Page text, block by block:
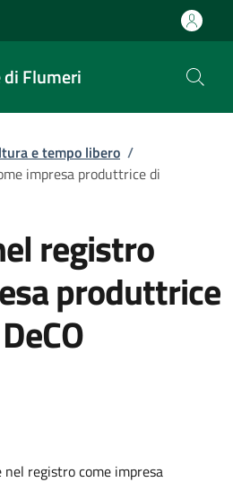
di Flumeri
e tempo libero /
impresa produttrice di
registro
produttrice
registro come impresa